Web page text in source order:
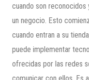
cuando son reconocidos
un negocio. Esto
cuando entran a su
puede implementar
ofrecidas por las redes